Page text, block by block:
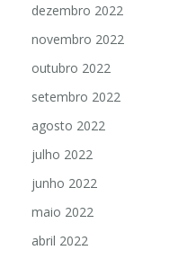
dezembro 2022
novembro 2022
outubro 2022
setembro 2022
agosto 2022
julho 2022
junho 2022
maio 2022
abril 2022